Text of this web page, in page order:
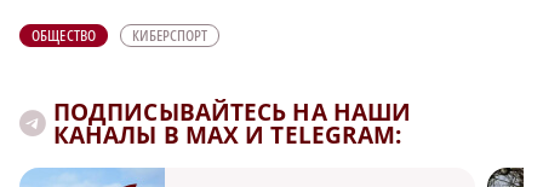
ОБЩЕСТВО КИБЕРСПОРТ
ПОДПИСЫВАЙТЕСЬ НА НАШИ
КАНАЛЫ В MAX И TELEGRAM: